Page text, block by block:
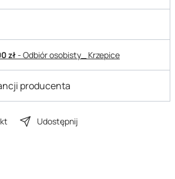
zł- Odbiór osobisty_ Krzepice
producenta
Udostępnij